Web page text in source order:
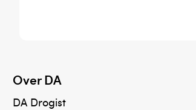
Over DA
DA Drogist